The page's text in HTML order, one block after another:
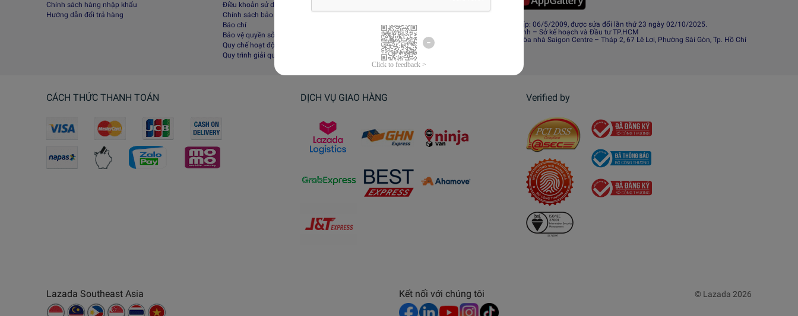
Chính sách hàng nhập khẩu
Hướng dẫn đổi trả hàng
Điều khoản sử dụng
Chính sách bảo mật
Báo chí
Bảo vệ quyền sở hữu trí tuệ
Quy chế hoạt động sàn Lazada
Quy trình giải quyết tranh chấp, khiếu nại
Giấy CNĐKDN: 0308808576 – Ngày cấp: 06/5/2009, được sửa đổi lần thứ 23 ngày 02/10/2025.
Cơ quan cấp: Phòng Đăng ký kinh doanh – Sở kế hoạch và Đầu tư TP.HCM
Địa chỉ đăng ký kinh doanh: Tầng 19, Tòa nhà Saigon Centre – Tháp 2, 67 Lê Lợi, Phường Sài Gòn, Tp. Hồ Chí
Minh, Việt Nam
CÁCH THỨC THANH TOÁN DỊCH VỤ GIAO HÀNG Verified by
Lazada Southeast Asia Kết nối với chúng tôi © Lazada 2026